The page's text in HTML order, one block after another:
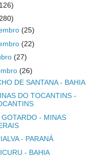
(25)
(22)
(27)
(26)
DE SANTANA - BAHIA
DO TOCANTINS -
GOTARDO - MINAS
- PARANÁ
- BAHIA